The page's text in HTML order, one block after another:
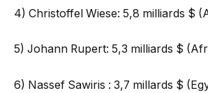
4) Christoffel Wiese: 5,8 milliards $
5) Johann Rupert: 5,3 milliards $
6) Nassef Sawiris : 3,7 millards $